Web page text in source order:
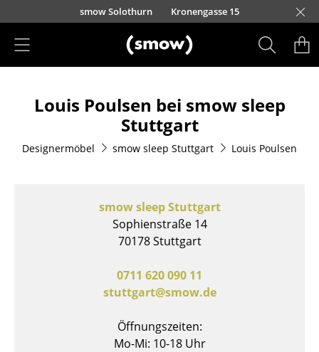
Direkt zum Inhaltsmow Solothurn Kronengasse 15
Sitzmöbel
Louis Poulsen bei smow sleep
Stuttgart
Designermöbel smow sleep Stuttgart Louis Poulsen
smow sleep Stuttgart
Sophienstraße 14
70178 Stuttgart
0711 620 090 11
stuttgart@smow.de
Öffnungszeiten:
Mo-Mi: 10-18 Uhr